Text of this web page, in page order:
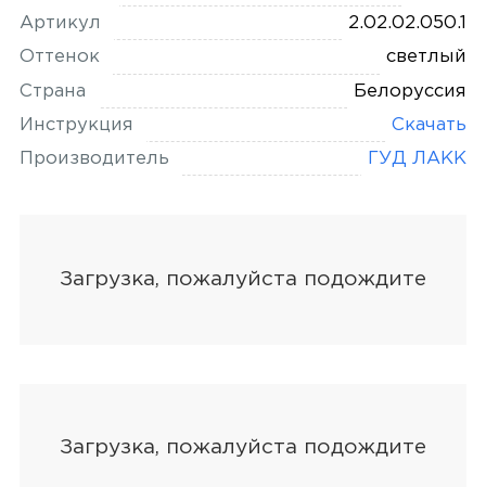
Артикул 2.02.02.050.1
Оттенок светлый
Страна Белоруссия
Инструкция Скачать
Производитель ГУД ЛАКК